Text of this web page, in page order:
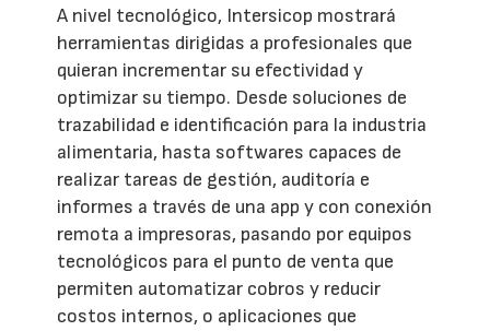
A nivel tecnológico, Intersicop mostrará
herramientas dirigidas a profesionales que
quieran incrementar su efectividad y
optimizar su tiempo. Desde soluciones de
trazabilidad e identificación para la industria
alimentaria, hasta softwares capaces de
realizar tareas de gestión, auditoría e
informes a través de una app y con conexión
remota a impresoras, pasando por equipos
tecnológicos para el punto de venta que
permiten automatizar cobros y reducir
costos internos, o aplicaciones que